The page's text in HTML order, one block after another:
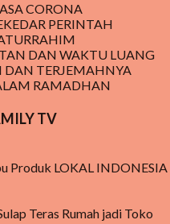
CORONA
PERINTAH
DAN WAKTU LUANG
DAN TERJEMAHNYA
RAMADHAN
TV
Produk LOKAL INDONESIA
Teras Rumah jadi Toko